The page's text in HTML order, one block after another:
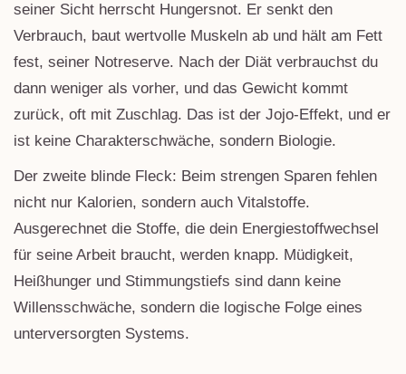
seiner Sicht herrscht Hungersnot. Er senkt den
Verbrauch, baut wertvolle Muskeln ab und hält am Fett
fest, seiner Notreserve. Nach der Diät verbrauchst du
dann weniger als vorher, und das Gewicht kommt
zurück, oft mit Zuschlag. Das ist der Jojo-Effekt, und er
ist keine Charakterschwäche, sondern Biologie.
Der zweite blinde Fleck: Beim strengen Sparen fehlen
nicht nur Kalorien, sondern auch Vitalstoffe.
Ausgerechnet die Stoffe, die dein Energiestoffwechsel
für seine Arbeit braucht, werden knapp. Müdigkeit,
Heißhunger und Stimmungstiefs sind dann keine
Willensschwäche, sondern die logische Folge eines
unterversorgten Systems.